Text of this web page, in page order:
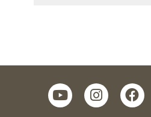
facebook
instagram
youtube